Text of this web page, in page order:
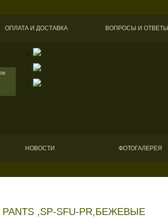
ОПЛАТА И ДОСТАВКА ВОПРОСЫ И ОТВЕТЫ
НОВОСТИ ФОТОГАЛЕРЕЯ
PANTS ,SP-SFU-PR,БЕЖЕВЫЕ